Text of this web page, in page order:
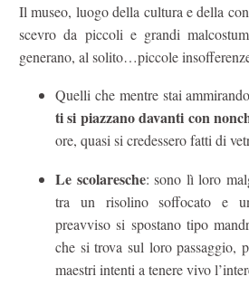
Il museo, luogo della cultura e della
scevro da piccoli e grandi
generano, al solito…piccole
Quelli che mentre stai
ti si piazzano davanti con
ore, quasi si credessero fatti di
Le scolaresche: sono lì loro
tra un risolino soffocato e
preavviso si spostano tipo
che si trova sul loro passaggio,
maestri intenti a tenere vivo